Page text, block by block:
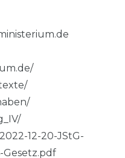
12-20-JStG-
Gesetz.pdf